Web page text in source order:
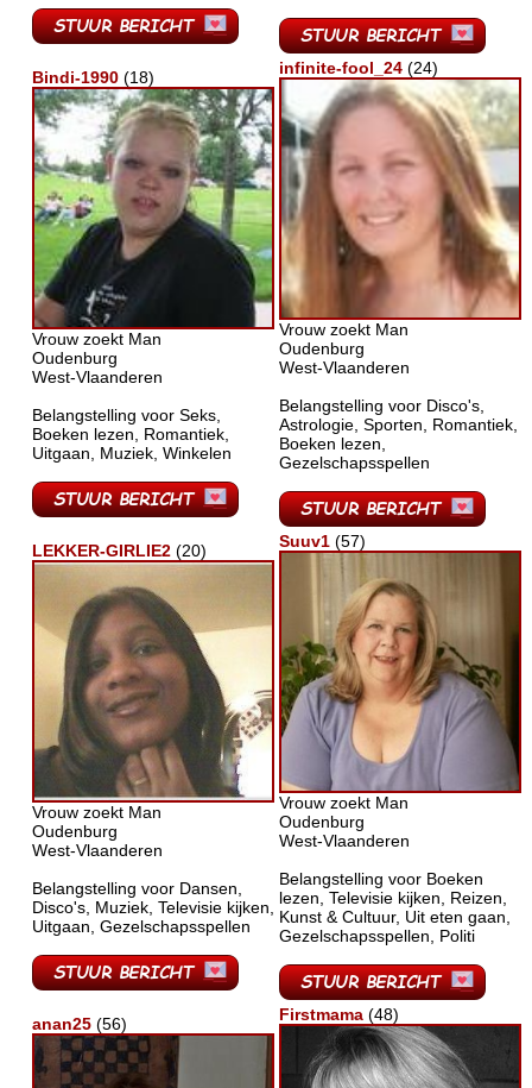
Bindi-1990 (18)
Vrouw zoekt Man
Oudenburg
West-Vlaanderen
Belangstelling voor Seks,
Boeken lezen, Romantiek,
Uitgaan, Muziek, Winkelen
infinite-fool_24 (24)
Vrouw zoekt Man
Oudenburg
West-Vlaanderen
Belangstelling voor Disco's,
Astrologie, Sporten, Romantiek,
Boeken lezen,
Gezelschapsspellen
LEKKER-GIRLIE2 (20)
Vrouw zoekt Man
Oudenburg
West-Vlaanderen
Belangstelling voor Dansen,
Disco's, Muziek, Televisie kijken,
Uitgaan, Gezelschapsspellen
Suuv1 (57)
Vrouw zoekt Man
Oudenburg
West-Vlaanderen
Belangstelling voor Boeken
lezen, Televisie kijken, Reizen,
Kunst & Cultuur, Uit eten gaan,
Gezelschapsspellen, Politi
anan25 (56) Firstmama (48)